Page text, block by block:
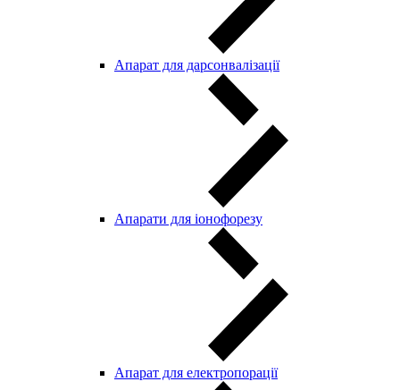
Апарат для дарсонвалізації
Апарати для іонофорезу
Апарат для електропорації